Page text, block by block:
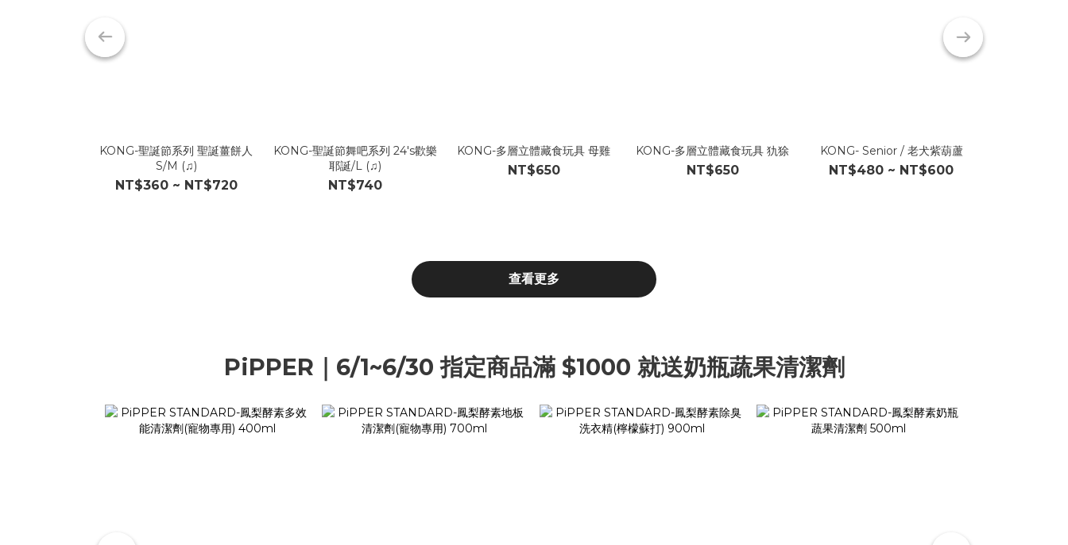
KONG-聖誕節系列 聖誕薑餅人
S/M (♫)
NT$360 ~ NT$720
KONG-聖誕節舞吧系列 24's歡樂
耶誕/L (♫)
NT$740
KONG-多層立體藏食玩具 母雞
NT$650
KONG-多層立體藏食玩具 犰狳
NT$650
KONG- Senior / 老犬紫葫蘆
NT$480 ~ NT$600
查看更多
PiPPER｜6/1~6/30 指定商品滿 $1000 就送奶瓶蔬果清潔劑